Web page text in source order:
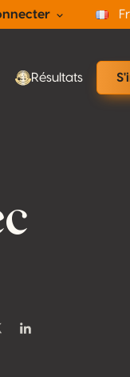
Résultats
sur Facebook
sur Twitter / X
Partager sur Linkedin